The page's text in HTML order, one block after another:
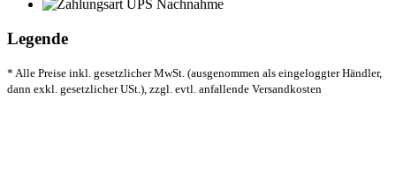
Legende
* Alle Preise inkl. gesetzlicher MwSt. (ausgenommen als eingeloggter Händler,
dann exkl. gesetzlicher USt.), zzgl. evtl. anfallende Versandkosten